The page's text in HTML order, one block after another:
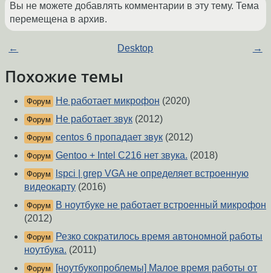
Вы не можете добавлять комментарии в эту тему. Тема
перемещена в архив.
← Desktop →
Похожие темы
Форум Не работает микрофон (2020)
Форум Не работает звук (2012)
Форум centos 6 пропадает звук (2012)
Форум Gentoo + Intel C216 нет звука. (2018)
Форум
lspci | grep VGA не определяет встроенную
видеокарту (2016)
Форум
В ноутбуке не работает встроенный микрофон
(2012)
Форум
Резко сократилось время автономной работы
ноутбука. (2011)
Форум [ноутбукопроблемы] Малое время работы от